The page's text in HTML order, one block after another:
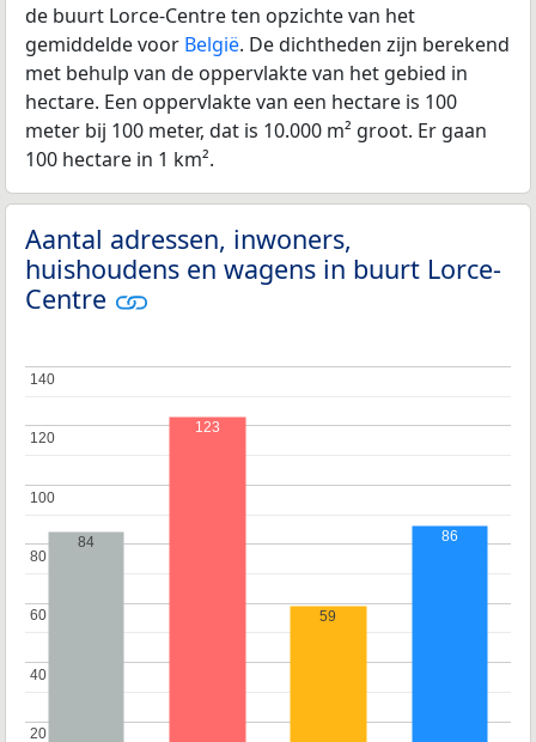
de buurt Lorce-Centre ten opzichte van het
gemiddelde voor België. De dichtheden zijn berekend
met behulp van de oppervlakte van het gebied in
hectare. Een oppervlakte van een hectare is 100
meter bij 100 meter, dat is 10.000 m² groot. Er gaan
100 hectare in 1 km².
Aantal adressen, inwoners,
huishoudens en wagens in buurt Lorce-
Centre
20
20
40
40
60
60
80
80
100
100
120
120
140
140
84
123
59
86